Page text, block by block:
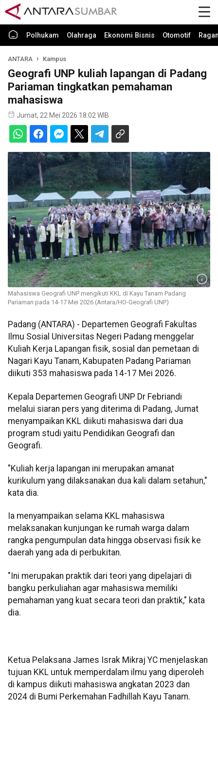
Polhukam Olahraga Ekonomi Bisnis Otomotif
ANTARA Kampus
Geografi UNP kuliah lapangan di Padang
Pariaman tingkatkan pemahaman
mahasiswa
Jumat, 22 Mei 2026 18:02 WIB
Mahasiswa Geografi UNP mengikuti KKL di Kayu Tanam Padang
Pariaman pada 14-17 Mei 2026 (Antara/HO-Geografi UNP)
Padang (ANTARA) - Departemen Geografi Fakultas
Ilmu Sosial Universitas Negeri Padang menggelar
Kuliah Kerja Lapangan fisik, sosial dan pemetaan di
Nagari Kayu Tanam, Kabupaten Padang Pariaman
diikuti 353 mahasiswa pada 14-17 Mei 2026.
Kepala Departemen Geografi UNP Dr Febriandi
melalui siaran pers yang diterima di Padang, Jumat
menyampaikan KKL diikuti mahasiswa dari dua
program studi yaitu Pendidikan Geografi dan
Geografi.
"Kuliah kerja lapangan ini merupakan amanat
kurikulum yang dilaksanakan dua kali dalam setahun,"
kata dia.
Ia menyampaikan selama KKL mahasiswa
melaksanakan kunjungan ke rumah warga dalam
rangka pengumpulan data hingga observasi fisik ke
daerah yang ada di perbukitan.
"Ini merupakan praktik dari teori yang dipelajari di
bangku perkuliahan agar mahasiswa memiliki
pemahaman yang kuat secara teori dan praktik," kata
dia.
Ketua Pelaksana James Israk Mikraj YC menjelaskan
tujuan KKL untuk memperdalam ilmu yang diperoleh
di kampus diikuti mahasiswa angkatan 2023 dan
2024 di Bumi Perkemahan Fadhillah Kayu Tanam.